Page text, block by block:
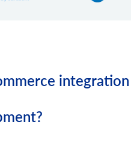
integration